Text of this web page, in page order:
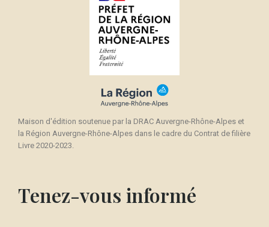
Maison d'édition soutenue par la DRAC Auvergne-Rhône-Alpes et
la Région Auvergne-Rhône-Alpes dans le cadre du Contrat de filière
Livre 2020-2023.
Tenez-vous informé